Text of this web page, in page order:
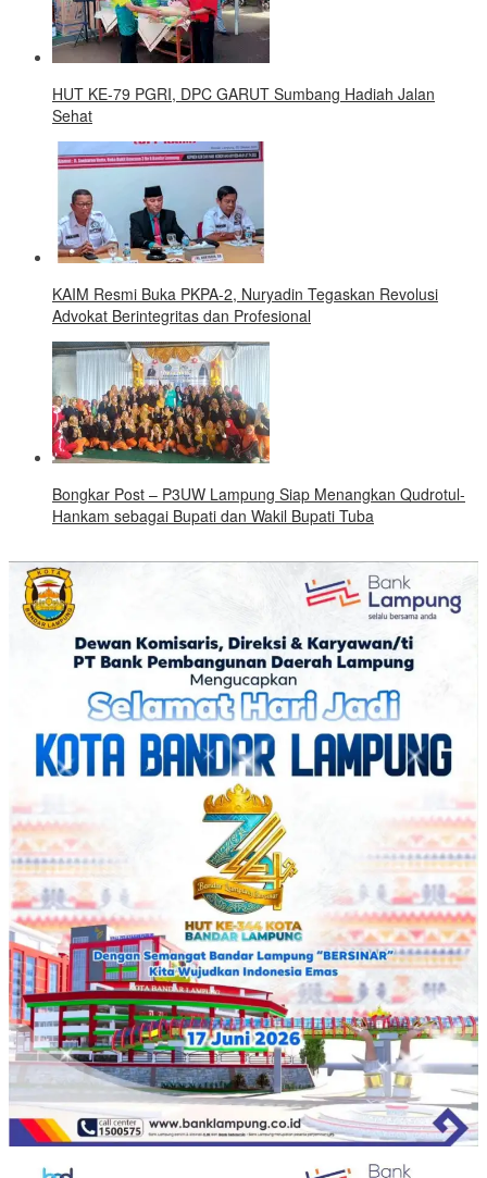
HUT KE-79 PGRI, DPC GARUT Sumbang Hadiah Jalan
Sehat
KAIM Resmi Buka PKPA-2, Nuryadin Tegaskan Revolusi
Advokat Berintegritas dan Profesional
Bongkar Post – P3UW Lampung Siap Menangkan Qudrotul-
Hankam sebagai Bupati dan Wakil Bupati Tuba